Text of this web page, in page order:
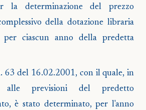
la determinazione del prezzo
della dotazione libraria
per ciascun anno della predetta
63 del 16.02.2001, con il quale, in
alle previsioni del predetto
è stato determinato, per l'anno